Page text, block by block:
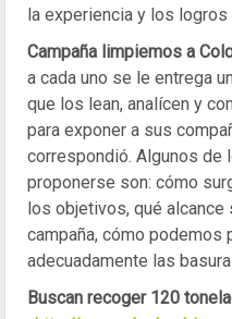
la experiencia y los logros
Campaña limpiemos a
a cada uno se le entrega
que los lean, analícen y
para exponer a sus
correspondió. Algunos de
proponerse son: cómo
los objetivos, qué
campaña, cómo podemos
adecuadamente las
Buscan recoger 120